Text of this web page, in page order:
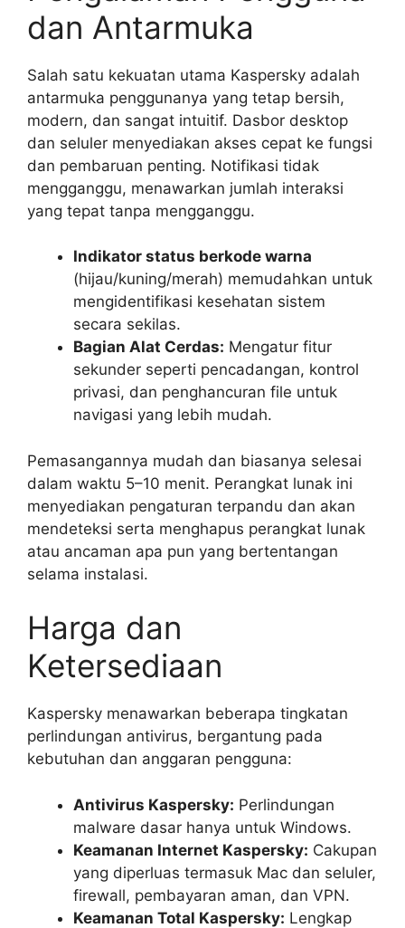
dan Antarmuka
Salah satu kekuatan utama Kaspersky adalah
antarmuka penggunanya yang tetap bersih,
modern, dan sangat intuitif. Dasbor desktop
dan seluler menyediakan akses cepat ke fungsi
dan pembaruan penting. Notifikasi tidak
mengganggu, menawarkan jumlah interaksi
yang tepat tanpa mengganggu.
Indikator status berkode warna
(hijau/kuning/merah) memudahkan untuk
mengidentifikasi kesehatan sistem
secara sekilas.
Bagian Alat Cerdas: Mengatur fitur
sekunder seperti pencadangan, kontrol
privasi, dan penghancuran file untuk
navigasi yang lebih mudah.
Pemasangannya mudah dan biasanya selesai
dalam waktu 5–10 menit. Perangkat lunak ini
menyediakan pengaturan terpandu dan akan
mendeteksi serta menghapus perangkat lunak
atau ancaman apa pun yang bertentangan
selama instalasi.
Harga dan
Ketersediaan
Kaspersky menawarkan beberapa tingkatan
perlindungan antivirus, bergantung pada
kebutuhan dan anggaran pengguna:
Antivirus Kaspersky: Perlindungan
malware dasar hanya untuk Windows.
Keamanan Internet Kaspersky: Cakupan
yang diperluas termasuk Mac dan seluler,
firewall, pembayaran aman, dan VPN.
Keamanan Total Kaspersky: Lengkap